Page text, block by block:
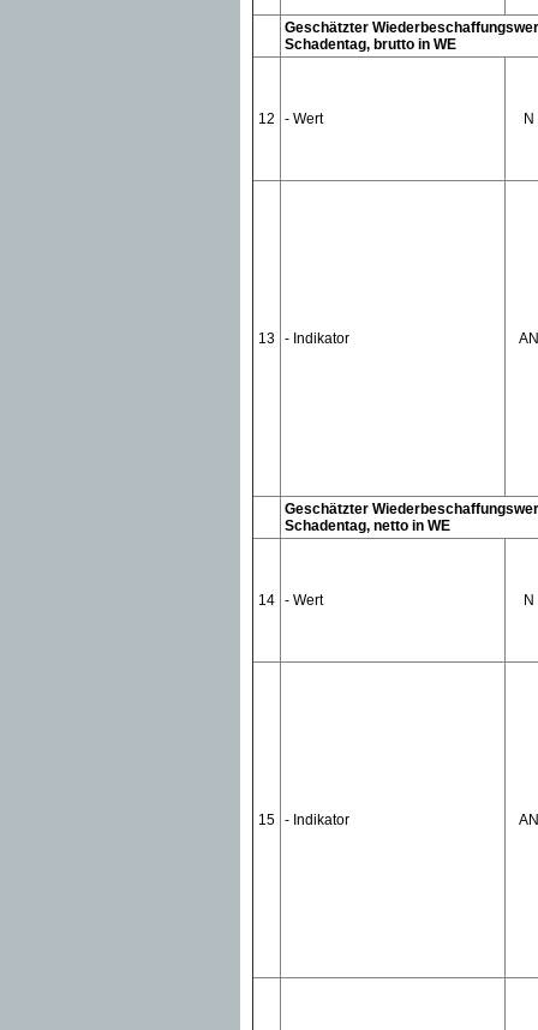
Geschätzter
Schadentag, brutto in WE
12 - Wert N
13 - Indikator AN
Geschätzter
Schadentag, netto in WE
14 - Wert N
15 - Indikator AN